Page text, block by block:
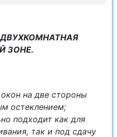
ДВУХКОМНАТНАЯ
ЗОНЕ.
на две стороны
остеклением;
подходит как для
так и под сдачу